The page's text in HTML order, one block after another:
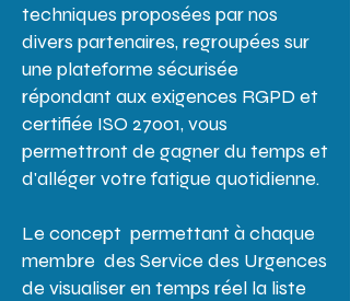
techniques proposées par nos
divers partenaires, regroupées sur
une plateforme sécurisée
répondant aux exigences RGPD et
certifiée ISO 27001, vous
permettront de gagner du temps et
d'alléger votre fatigue quotidienne.
Le concept permettant à chaque
membre des Service des Urgences
de visualiser en temps réel la liste